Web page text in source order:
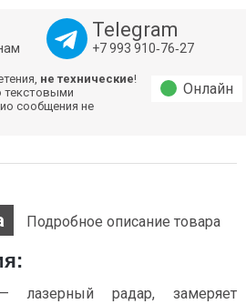
Telegram
+7 993 910‑76‑27
не технические!
текстовыми
сообщения не
Онлайн
Подробное описание товара
радар, замеряет